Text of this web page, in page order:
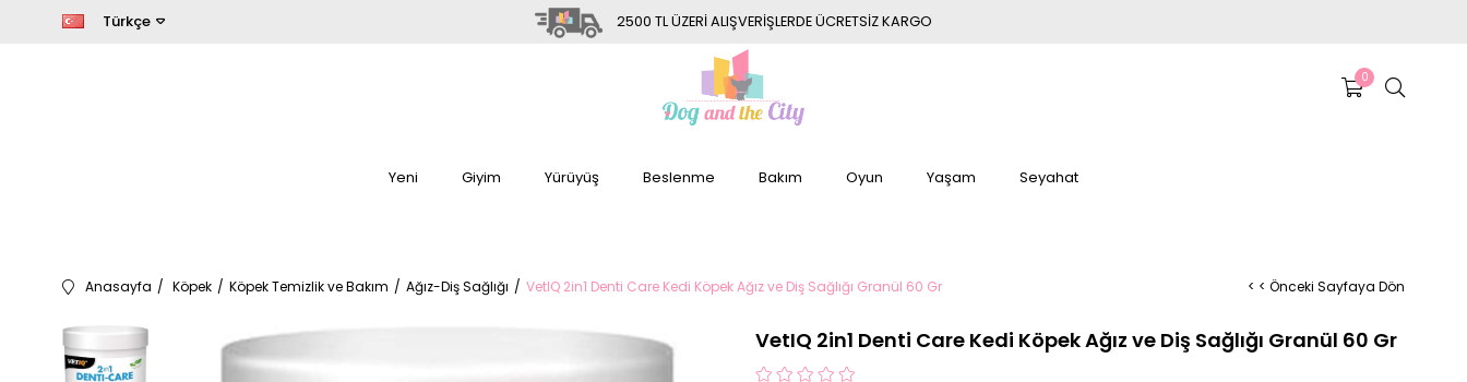
2500 TL ÜZERİ ALIŞVERİŞLERDE ÜCRETSİZ KARGO
Türkçe
0
Yeni Giyim Yürüyüş Beslenme Bakım Oyun Yaşam Seyahat
Anasayfa Köpek Köpek Temizlik ve Bakım Ağız-Diş Sağlığı VetIQ 2in1 Denti Care Kedi Köpek Ağız ve Diş Sağlığı Granül 60 Gr < < Önceki Sayfaya Dön
VetIQ 2in1 Denti Care Kedi Köpek Ağız ve Diş Sağlığı Granül 60 Gr